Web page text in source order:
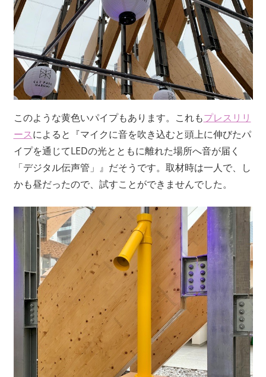
このような黄色いパイプもあります。これもプレスリリ
ースによると『マイクに音を吹き込むと頭上に伸びたパ
イプを通じてLEDの光とともに離れた場所へ音が届く
「デジタル伝声管」』だそうです。取材時は一人で、し
かも昼だったので、試すことができませんでした。